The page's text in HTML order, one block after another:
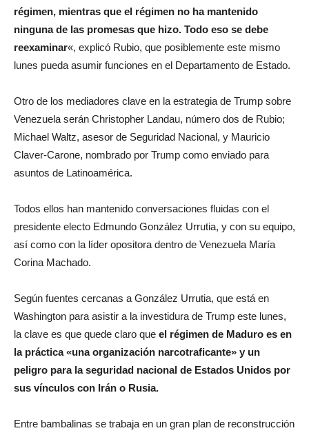
régimen, mientras que el régimen no ha mantenido
ninguna de las promesas que hizo. Todo eso se debe
reexaminar«, explicó Rubio, que posiblemente este mismo
lunes pueda asumir funciones en el Departamento de Estado.
Otro de los mediadores clave en la estrategia de Trump sobre
Venezuela serán Christopher Landau, número dos de Rubio;
Michael Waltz, asesor de Seguridad Nacional, y Mauricio
Claver-Carone, nombrado por Trump como enviado para
asuntos de Latinoamérica.
Todos ellos han mantenido conversaciones fluidas con el
presidente electo Edmundo González Urrutia, y con su equipo,
así como con la líder opositora dentro de Venezuela María
Corina Machado.
Según fuentes cercanas a González Urrutia, que está en
Washington para asistir a la investidura de Trump este lunes,
la clave es que quede claro que el régimen de Maduro es en
la práctica «una organización narcotraficante» y un
peligro para la seguridad nacional de Estados Unidos por
sus vínculos con Irán o Rusia.
Entre bambalinas se trabaja en un gran plan de reconstrucción